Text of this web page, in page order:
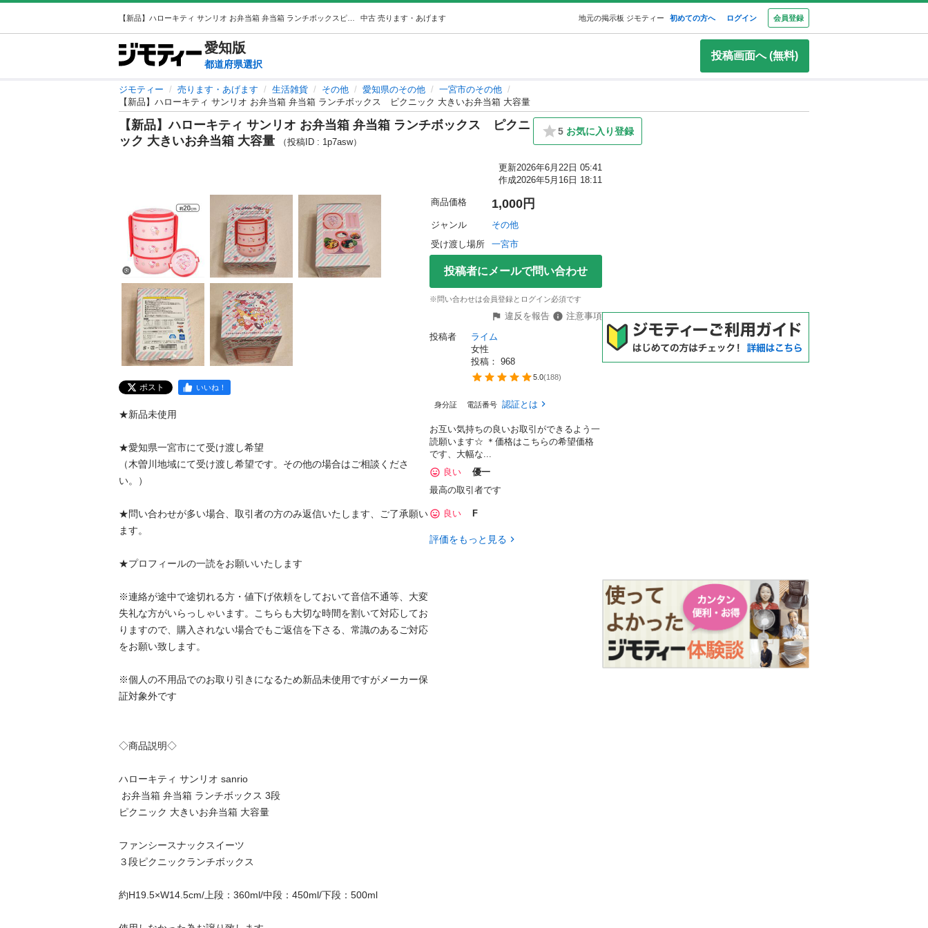
中古 売ります・あげます 地元の掲示板 ジモティー 初めての方へ ログイン 会員登録
愛知版
都道府県選択
投稿画面へ (無料)
ジモティー 売ります・あげます 生活雑貨 その他 愛知県のその他
一宮市のその他
【新品】ハローキティ サンリオ お弁当箱 弁当箱 ランチボックス ピクニック 大きいお弁当箱 大容量
【新品】ハローキティ サンリオ お弁当箱 弁当箱 ランチボックス ピクニ
ック 大きいお弁当箱 大容量
（投稿ID : 1p7asw）
5 お気に入り登録
更新2026年6月22日 05:41
作成2026年5月16日 18:11
ポスト いいね！
★新品未使用
★愛知県一宮市にて受け渡し希望
（木曽川地域にて受け渡し希望です。その他の場合はご相談くださ
い。）
★問い合わせが多い場合、取引者の方のみ返信いたします、ご了承願い
ます。
★プロフィールの一読をお願いいたします
※連絡が途中で途切れる方・値下げ依頼をしておいて音信不通等、大変
失礼な方がいらっしゃいます。こちらも大切な時間を割いて対応してお
りますので、購入されない場合でもご返信を下さる、常識のあるご対応
をお願い致します。
※個人の不用品でのお取り引きになるため新品未使用ですがメーカー保
証対象外です
◇商品説明◇
ハローキティ サンリオ sanrio
ピクニック 大きいお弁当箱 大容量
ファンシースナックスイーツ
３段ピクニックランチボックス
約H19.5×W14.5cm/上段：360ml/中段：450ml/下段：500ml
商品価格 1,000円
ジャンル
その他
受け渡し場所
一宮市
投稿者にメールで問い合わせ
※問い合わせは会員登録とログイン必須です
違反を報告
注意事項
投稿者
ライム
女性
投稿： 968
5.0(188)
身分証 電話番号 認証とは
お互い気持ちの良いお取引ができるよう一
読願います☆ ＊価格はこちらの希望価格
です、大幅な...
良い
優一
最高の取引者です
良い F
評価をもっと見る